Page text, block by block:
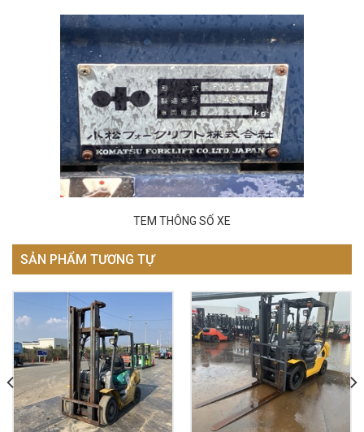
TEM THÔNG SỐ XE
SẢN PHẨM TƯƠNG TỰ